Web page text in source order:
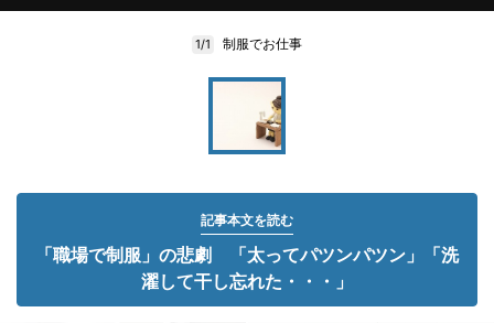
1/1 制服でお仕事
記事本文を読む
「職場で制服」の悲劇 「太ってパツンパツン」「洗
濯して干し忘れた・・・」